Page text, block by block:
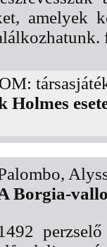
amelyek
Holmes
Borgia-